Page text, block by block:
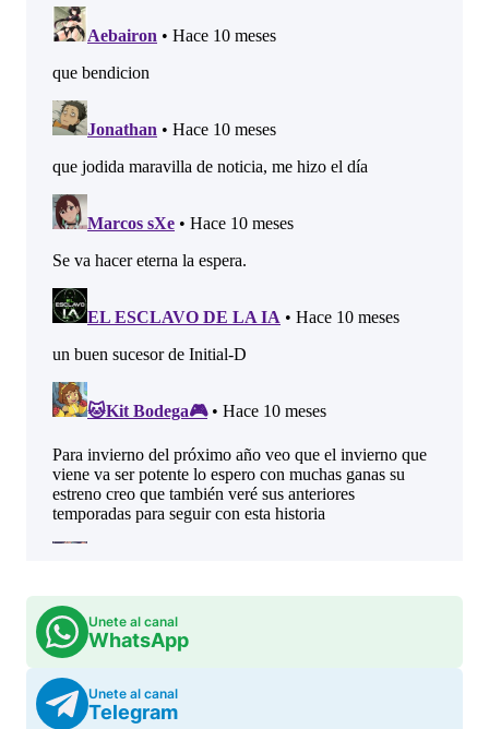
Unete al canal
WhatsApp
Unete al canal
Telegram